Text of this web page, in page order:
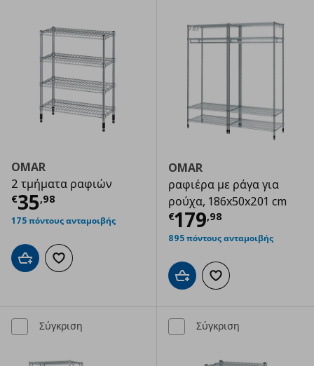
OMAR
2 τμήματα ραφιών
€35,98
Τρέχουσα τιμή € 35,98
175 πόντους ανταμοιβής
Προσθήκη στο καλάθι
Προσθήκη στα αγαπημένα
OMAR
ραφιέρα με ράγα για
ρούχα, 186x50x201 cm
€179,98
Τρέχουσα
895 πόντους ανταμοιβής
Προσθήκη στο καλάθι
Προσθήκη στα
Σύγκριση Σύγκριση